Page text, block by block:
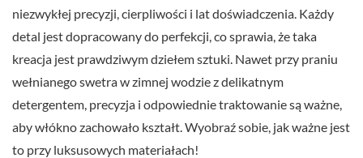
niezwykłej precyzji, cierpliwości i lat doświadczenia. Każdy
detal jest dopracowany do perfekcji, co sprawia, że taka
kreacja jest prawdziwym dziełem sztuki. Nawet przy praniu
wełnianego swetra w zimnej wodzie z delikatnym
detergentem, precyzja i odpowiednie traktowanie są ważne,
aby włókno zachowało kształt. Wyobraź sobie, jak ważne jest
to przy luksusowych materiałach!